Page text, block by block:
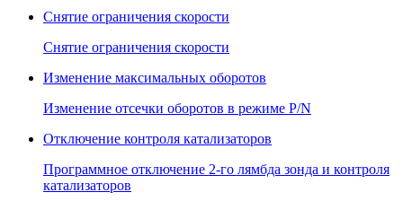
Снятие ограничения скорости
Снятие ограничения скорости
Изменение максимальных оборотов
Изменение отсечки оборотов в режиме P/N
Отключение контроля катализаторов
Программное отключение 2-го лямбда зонда и контроля
катализаторов